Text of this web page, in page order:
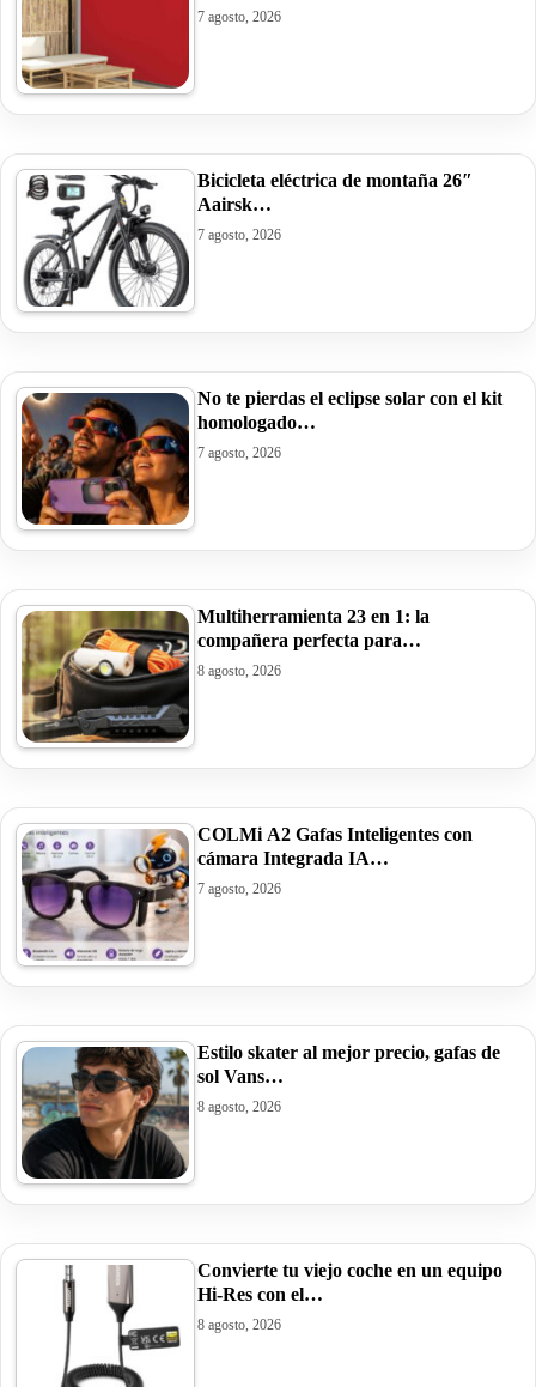
7 agosto, 2026
Bicicleta eléctrica de montaña 26″
Aairsk…
7 agosto, 2026
No te pierdas el eclipse solar con el kit
homologado…
7 agosto, 2026
Multiherramienta 23 en 1: la
compañera perfecta para…
8 agosto, 2026
COLMi A2 Gafas Inteligentes con
cámara Integrada IA…
7 agosto, 2026
Estilo skater al mejor precio, gafas de
sol Vans…
8 agosto, 2026
Convierte tu viejo coche en un equipo
Hi-Res con el…
8 agosto, 2026